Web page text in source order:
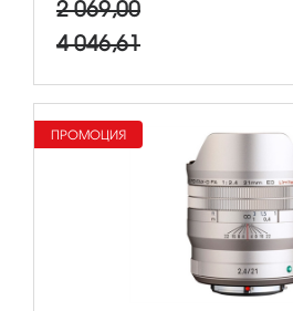
2 069,00
4 046,61
ПРОМОЦИЯ